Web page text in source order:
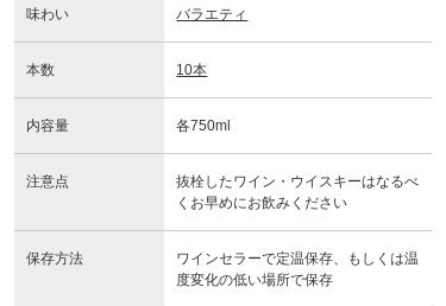
味わい バラエティ
本数 10本
内容量 各750ml
注意点
抜栓したワイン・ウイスキーはなるべ
くお早めにお飲みください
保存方法
ワインセラーで定温保存、もしくは温
度変化の低い場所で保存